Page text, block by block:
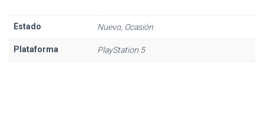
Estado Nuevo, Ocasión
Plataforma PlayStation 5